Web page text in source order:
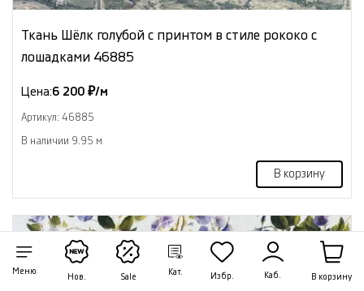
Меню
Нов. Sale
Кат. Избр. Каб. В корзину
Ткань Шёлк голубой с принтом в стиле рококо с
лошадками 46885
Цена:6 200 ₽/м
Артикул: 46885
В наличии 9.95 м
В корзину
NEW